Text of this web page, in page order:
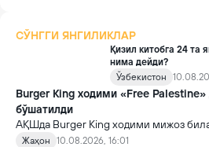
СЎНГГИ ЯНГИЛИКЛАР
Қизил китобга 24 та
нима дейди?
Ўзбекистон
Burger King ходими «Free
бўшатилди
АҚШда Burger King ходими мижоз
ишдан бўшатилганини айтди. У учун
Жаҳон
10.08.2026, 16:01